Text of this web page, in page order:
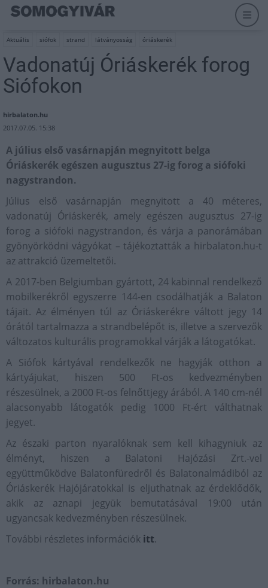
Aktuális siófok strand látványosság óriáskerék
Vadonatúj Óriáskerék forog
Siófokon
hirbalaton.hu
2017.07.05. 15:38
A július első vasárnapján megnyitott belga
Óriáskerék egészen augusztus 27-ig forog a siófoki
nagystrandon.
Július első vasárnapján megnyitott a 40 méteres,
vadonatúj Óriáskerék, amely egészen augusztus 27-ig
forog a siófoki nagystrandon, és várja a panorámában
gyönyörködni vágyókat – tájékoztatták a hirbalaton.hu-t
az attrakció üzemeltetői.
A 2017-ben Belgiumban gyártott, 24 kabinnal rendelkező
mobilkerékről egyszerre 144-en csodálhatják a Balaton
tájait. Az élményen túl az Óriáskerékre váltott jegy 14
órától tartalmazza a strandbelépőt is, illetve a szervezők
változatos kulturális programokkal várják a látogatókat.
A Siófok kártyával rendelkezők ne hagyják otthon a
kártyájukat, hiszen 500 Ft-os kedvezményben
részesülnek, a 2000 Ft-os felnőttjegy árából. A 140 cm-nél
alacsonyabb látogatók pedig 1000 Ft-ért válthatnak
jegyet.
Az északi parton nyaralóknak sem kell kihagyniuk az
élményt, hiszen a Balatoni Hajózási Zrt.-vel
együttműködve Balatonfüredről és Balatonalmádiból az
Óriáskerék Hajójáratokkal is eljuthatnak az érdeklődők,
akik az aznapi jegyük bemutatásával 19:00 után
ugyancsak kedvezményben részesülnek.
További részletes információk itt.
Forrás: hirbalaton.hu